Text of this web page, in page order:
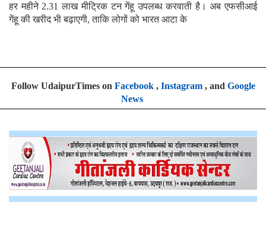
हर महीने 2.31 लाख मीट्रिक टन गेंहू उपलब्ध करवाती है। अब एफसीआई
गेंहू की खरीद भी बढ़ाएगी, ताकि लोगों को भारत आटा के
Follow UdaipurTimes on Facebook, Instagram, and Google
News